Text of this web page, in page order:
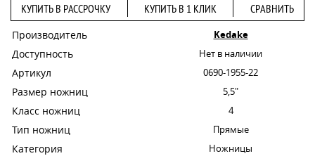
КУПИТЬ В РАССРОЧКУ КУПИТЬ В 1 КЛИК СРАВНИТЬ
Производитель Kedake
Доступность Нет в наличии
Артикул 0690-1955-22
Размер ножниц 5,5"
Класс ножниц 4
Тип ножниц Прямые
Категория Ножницы